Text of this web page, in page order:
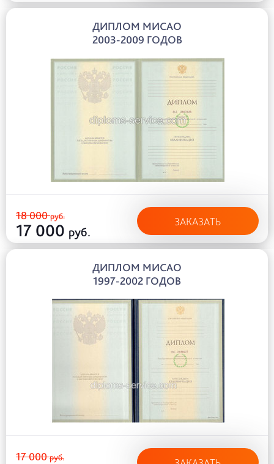
ДИПЛОМ МИСАО
2003-2009 ГОДОВ
18 000руб.
17 000 руб.
ЗАКАЗАТЬ
ДИПЛОМ МИСАО
1997-2002 ГОДОВ
17 000руб.